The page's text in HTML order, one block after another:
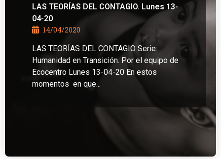
LAS TEORÍAS DEL CONTAGIO. Lunes 13-
04-20
14/04/2020
LAS TEORÍAS DEL CONTAGIO Serie:
Humanidad en Transición. Por el equipo de
Ecocentro Lunes 13-04-20 En estos
momentos en que...